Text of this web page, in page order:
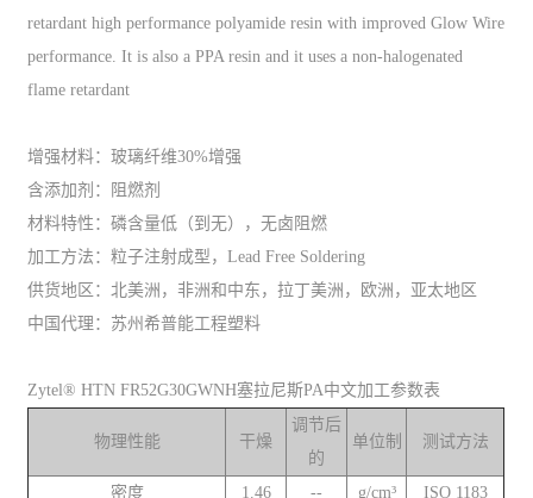
retardant high performance polyamide resin with improved Glow Wire
performance. It is also a PPA resin and it uses a non-halogenated
flame retardant
增强材料：玻璃纤维30%增强
含添加剂：阻燃剂
材料特性：磷含量低（到无），无卤阻燃
加工方法：粒子注射成型，Lead Free Soldering
供货地区：北美洲，非洲和中东，拉丁美洲，欧洲，亚太地区
中国代理：苏州希普能工程塑料
Zytel® HTN FR52G30GWNH塞拉尼斯PA中文加工参数表
物理性能 干燥
调节后
的
单位制 测试方法
密度 1.46 -- g/cm³ ISO 1183